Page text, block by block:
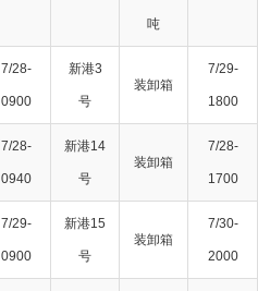
吨
7/28-
0900
新港3
号
装卸箱
7/29-
1800
7/28-
0940
新港14
号
装卸箱
7/28-
1700
7/29-
0900
新港15
号
装卸箱
7/30-
2000